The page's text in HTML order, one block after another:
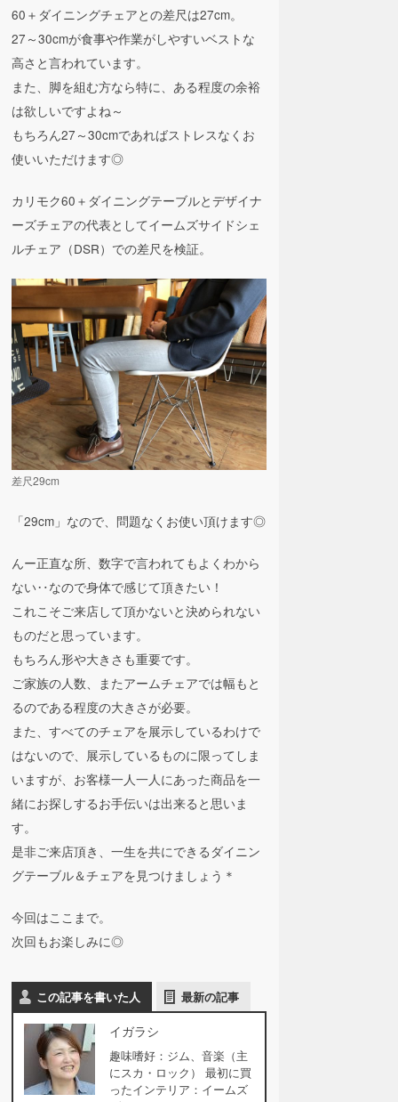
60＋ダイニングチェアとの差尺は27cm。
27～30cmが食事や作業がしやすいベストな
高さと言われています。
また、脚を組む方なら特に、ある程度の余裕
は欲しいですよね～
もちろん27～30cmであればストレスなくお
使いいただけます◎
カリモク60＋ダイニングテーブルとデザイナ
ーズチェアの代表としてイームズサイドシェ
ルチェア（DSR）での差尺を検証。
差尺29cm
「29cm」なので、問題なくお使い頂けます◎
んー正直な所、数字で言われてもよくわから
ない‥なので身体で感じて頂きたい！
これこそご来店して頂かないと決められない
ものだと思っています。
もちろん形や大きさも重要です。
ご家族の人数、またアームチェアでは幅もと
るのである程度の大きさが必要。
また、すべてのチェアを展示しているわけで
はないので、展示しているものに限ってしま
いますが、お客様一人一人にあった商品を一
緒にお探しするお手伝いは出来ると思いま
す。
是非ご来店頂き、一生を共にできるダイニン
グテーブル＆チェアを見つけましょう＊
今回はここまで。
次回もお楽しみに◎
この記事を書いた人 最新の記事
イガラシ
趣味嗜好：ジム、音楽（主
にスカ・ロック） 最初に買
ったインテリア：イームズ